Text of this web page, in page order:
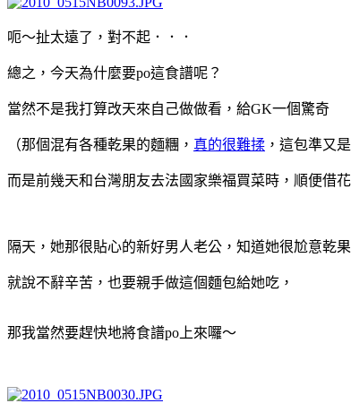
呃～扯太遠了，對不起．．．
總之，今天為什麼要po這食譜呢？
當然不是我打算改天來自己做做看，給GK一個驚奇
（那個混有各種乾果的麵糰， 真的很難揉 ，這包準又
而是前幾天和台灣朋友去法國家樂福買菜時，順便借
隔天，她那很貼心的新好男人老公，知道她很尬意乾果
就說不辭辛苦，也要親手做這個麵包給她吃，
那我當然要趕快地將食譜po上來囉～